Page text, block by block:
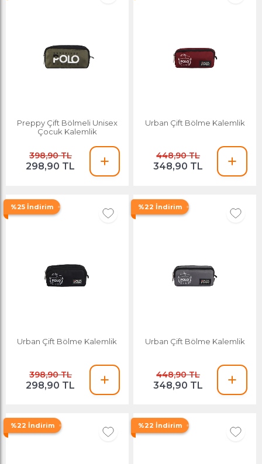
Preppy Çift Bölmeli Unisex
Çocuk Kalemlik
398,90 TL
298,90 TL
Urban Çift Bölme Kalemlik
448,90 TL
348,90 TL
%25 İndirim
Urban Çift Bölme Kalemlik
398,90 TL
298,90 TL
%22 İndirim
Urban Çift Bölme Kalemlik
448,90 TL
348,90 TL
%22 İndirim %22 İndirim